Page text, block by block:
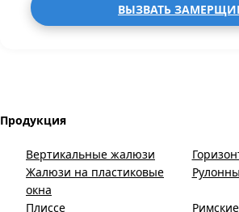
ВЫЗВАТЬ
Продукция
Вертикальные жалюзи
Жалюзи на пластиковые
окна
Плиссе